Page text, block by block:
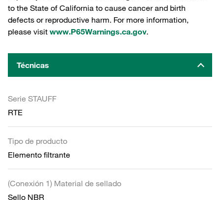
to the State of California to cause cancer and birth
defects or reproductive harm. For more information,
please visit www.P65Warnings.ca.gov.
Técnicas
Serie STAUFF
RTE
Tipo de producto
Elemento filtrante
(Conexión 1) Material de sellado
Sello NBR